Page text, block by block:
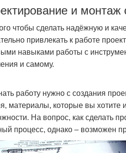
и монтаж
чтобы сделать надёжную и
привлекать к работе
навыками работы с
и самому.
работу нужно с создания
материалы, которые вы хотите
На вопрос, как сделать
процесс, однако – возможен